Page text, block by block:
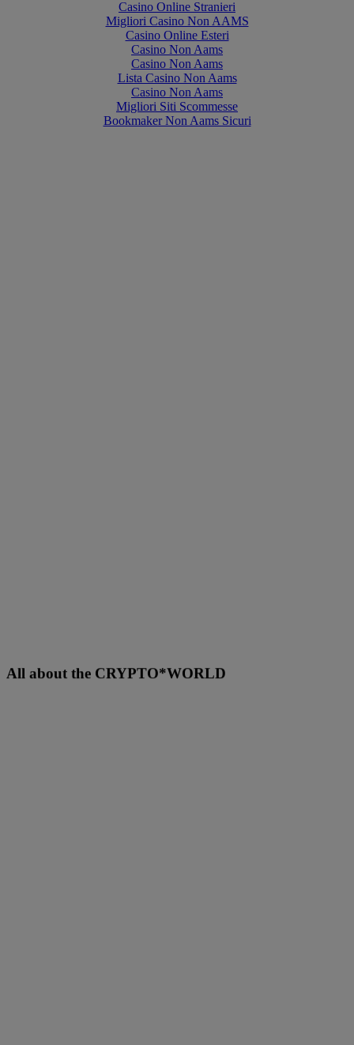
All about the CRYPTO*WORLD
Casino Online Stranieri
Migliori Casino Non AAMS
Casino Online Esteri
Casino Non Aams
Casino Non Aams
Lista Casino Non Aams
Casino Non Aams
Migliori Siti Scommesse
Bookmaker Non Aams Sicuri